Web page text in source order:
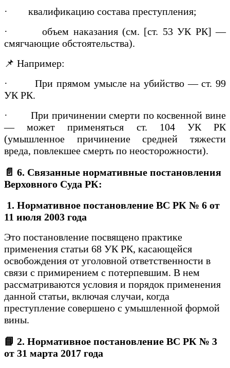
· квалификацию состава преступления;
·объем наказания (см. [ст. 53 УК РК] —
смягчающие обстоятельства).
📌 Например:
·При прямом умысле на убийство — ст. 99
УК РК.
· При причинении смерти по косвенной вине
— может применяться ст. 104 УК РК
(умышленное причинение средней тяжести
вреда, повлекшее смерть по неосторожности).
📄 6. Связанные нормативные постановления
Верховного Суда РК:
1. Нормативное постановление ВС РК № 6 от
11 июля 2003 года
Это постановление посвящено практике
применения статьи 68 УК РК, касающейся
освобождения от уголовной ответственности в
связи с примирением с потерпевшим. В нем
рассматриваются условия и порядок применения
данной статьи, включая случаи, когда
преступление совершено с умышленной формой
вины.
📘 2. Нормативное постановление ВС РК № 3
от 31 марта 2017 года